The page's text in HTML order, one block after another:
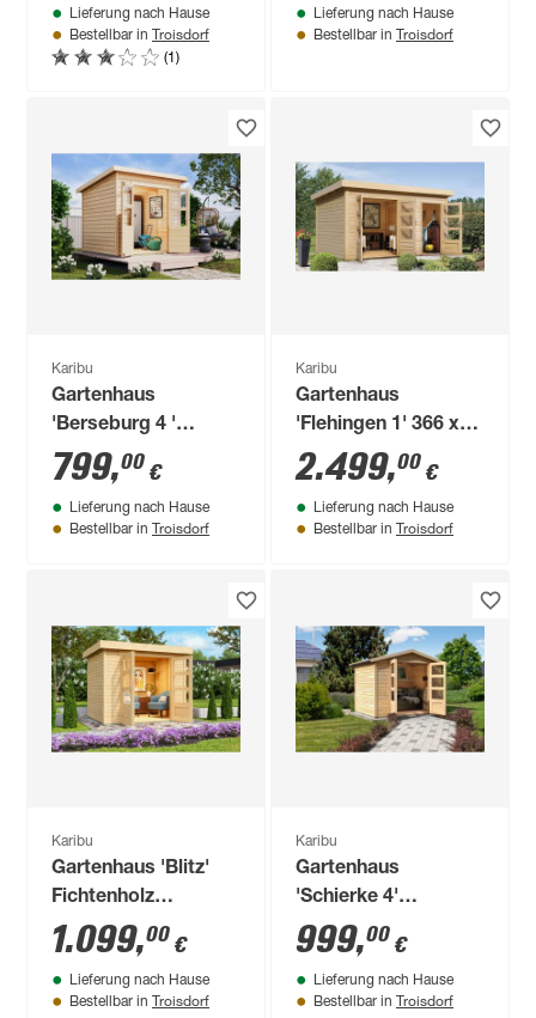
Lieferung nach Hause
Bestellbar in Troisdorf
(1)
x 394 x 345 cm
Lieferung nach Hause
Bestellbar in Troisdorf
Karibu
Gartenhaus
'Berseburg 4 '
Fichtenholz
naturbelassen 219 x
212 x 214 cm
799,00 €
Lieferung nach Hause
Bestellbar in Troisdorf
Karibu
Gartenhaus
'Flehingen 1' 366 x
246 x 227 cm
naturfarben
2.499,00 €
Lieferung nach Hause
Bestellbar in Troisdorf
Karibu
Gartenhaus 'Blitz'
Fichtenholz
naturbelassen 242 x
211 x 217 cm
1.099,00 €
Lieferung nach Hause
Bestellbar in Troisdorf
Karibu
Gartenhaus
'Schierke 4'
naturfarben 246 x
246 x 209 cm
999,00 €
Lieferung nach Hause
Bestellbar in Troisdorf